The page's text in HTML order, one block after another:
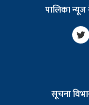
पालिका न्यूज
सूचना